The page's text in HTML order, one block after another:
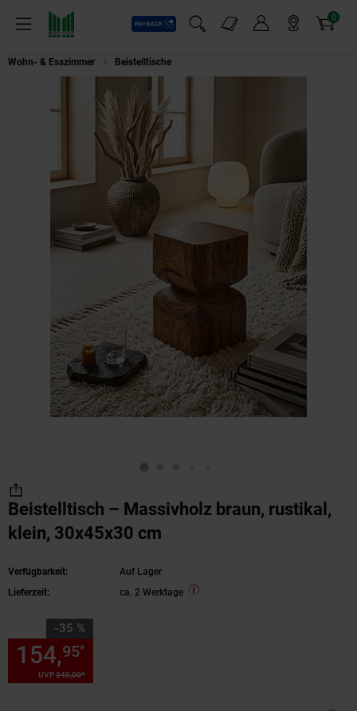
Menü
Payback
Suchfeld einblenden
Markt-Angebote 0
Artikel
Wohn- & Esszimmer Beistelltische
Beistelltisch – Massivholz braun, rustikal,
klein, 30x45x30 cm
Verfügbarkeit:
Auf Lager
Lieferzeit:
ca. 2 Werktage
-35 %
Sie Sparen 35 Prozent,
UVP240,00*
154,95*